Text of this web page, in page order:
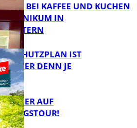
BEI KAFFEE UND KUCHEN
IN
IST
DENN JE
JÄGER AUF